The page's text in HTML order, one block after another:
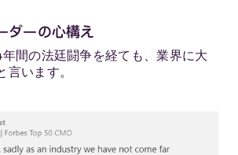
ダーの心構え
間の法廷闘争を経ても、業界に大
言います。